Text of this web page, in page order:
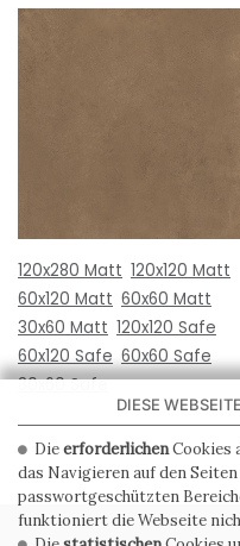
120x280 Matt 120x120 Matt
60x120 Matt 60x60 Matt
30x60 Matt 120x120 Safe
60x120 Safe 60x60 Safe
30x60 Safe
DIESE
DieerforderlichenCookies
das Navigieren auf den
passwortgeschützten
funktioniert die Webseite